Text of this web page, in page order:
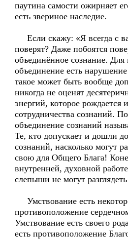
паутина самости ожирняет
есть звериное наследие.
Если скажу: «Я всегда с
поверят? Даже побоятся
объединённое сознание. Для
объединение есть
такое может быть вообще
никогда не оценят
энергий, которое рождается
сотрудничества сознаний.
объединение сознаний
Те, кто допускает и дошли
сознаний, насколько могут
свою для Общего Блага!
внутренней, духовной
слепыши не могут
Умствование есть
противоположение
Умствование есть своего
есть противоположение